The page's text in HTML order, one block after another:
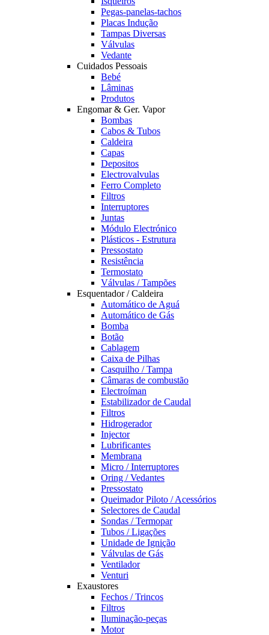
Pegas-panelas-tachos
Placas Indução
Tampas Diversas
Válvulas
Vedante
Cuidados Pessoais
Bebé
Lâminas
Produtos
Engomar & Ger. Vapor
Bombas
Cabos & Tubos
Caldeira
Capas
Depositos
Electrovalvulas
Ferro Completo
Filtros
Interruptores
Juntas
Módulo Electrónico
Plásticos - Estrutura
Pressostato
Resistência
Termostato
Válvulas / Tampões
Esquentador / Caldeira
Automático de Aguá
Automático de Gás
Bomba
Botão
Cablagem
Caixa de Pilhas
Casquilho / Tampa
Câmaras de combustão
Electroíman
Estabilizador de Caudal
Filtros
Hidrogerador
Injector
Lubrificantes
Membrana
Micro / Interruptores
Oring / Vedantes
Pressostato
Queimador Piloto / Acessórios
Selectores de Caudal
Sondas / Termopar
Tubos / Ligações
Unidade de Ignição
Válvulas de Gás
Ventilador
Venturi
Exaustores
Fechos / Trincos
Filtros
Iluminação-peças
Motor